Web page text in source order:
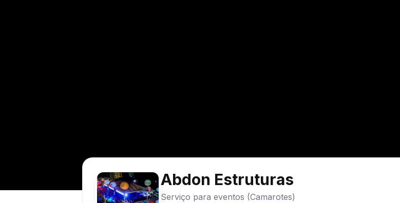
Abdon Estruturas
Serviço para eventos (Camarotes)